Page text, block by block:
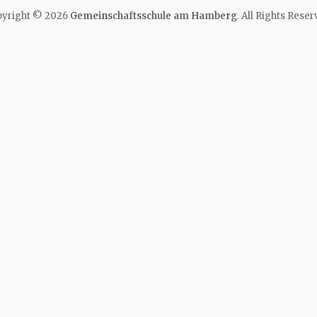
© 2026 Gemeinschaftsschule am Hamberg. All Rights